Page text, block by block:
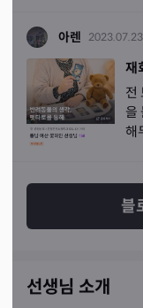
아렌 2023.07.23
전
을
해
블
선생님 소개